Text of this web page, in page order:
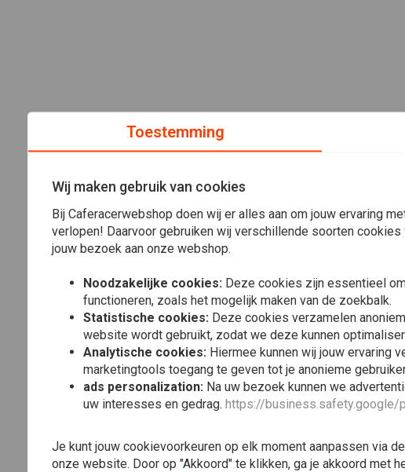
Toestemming
Wij maken gebruik van cookies
Bij Caferacerwebshop doen wij er alles aan om jouw ervaring
verlopen! Daarvoor gebruiken wij verschillende soorten
jouw bezoek aan onze webshop.
Noodzakelijke cookies: Deze cookies zijn essentieel
functioneren, zoals het mogelijk maken van de zoekbalk.
Statistische cookies: Deze cookies verzamelen
website wordt gebruikt, zodat we deze kunnen
Analytische cookies: Hiermee kunnen wij jouw ervaring
marketingtools toegang te geven tot je anonieme
ads personalization: Na uw bezoek kunnen we
uw interesses en gedrag. https://business.safety.google/
Je kunt jouw cookievoorkeuren op elk moment aanpassen via
onze website. Door op "Akkoord" te klikken, ga je akkoord met